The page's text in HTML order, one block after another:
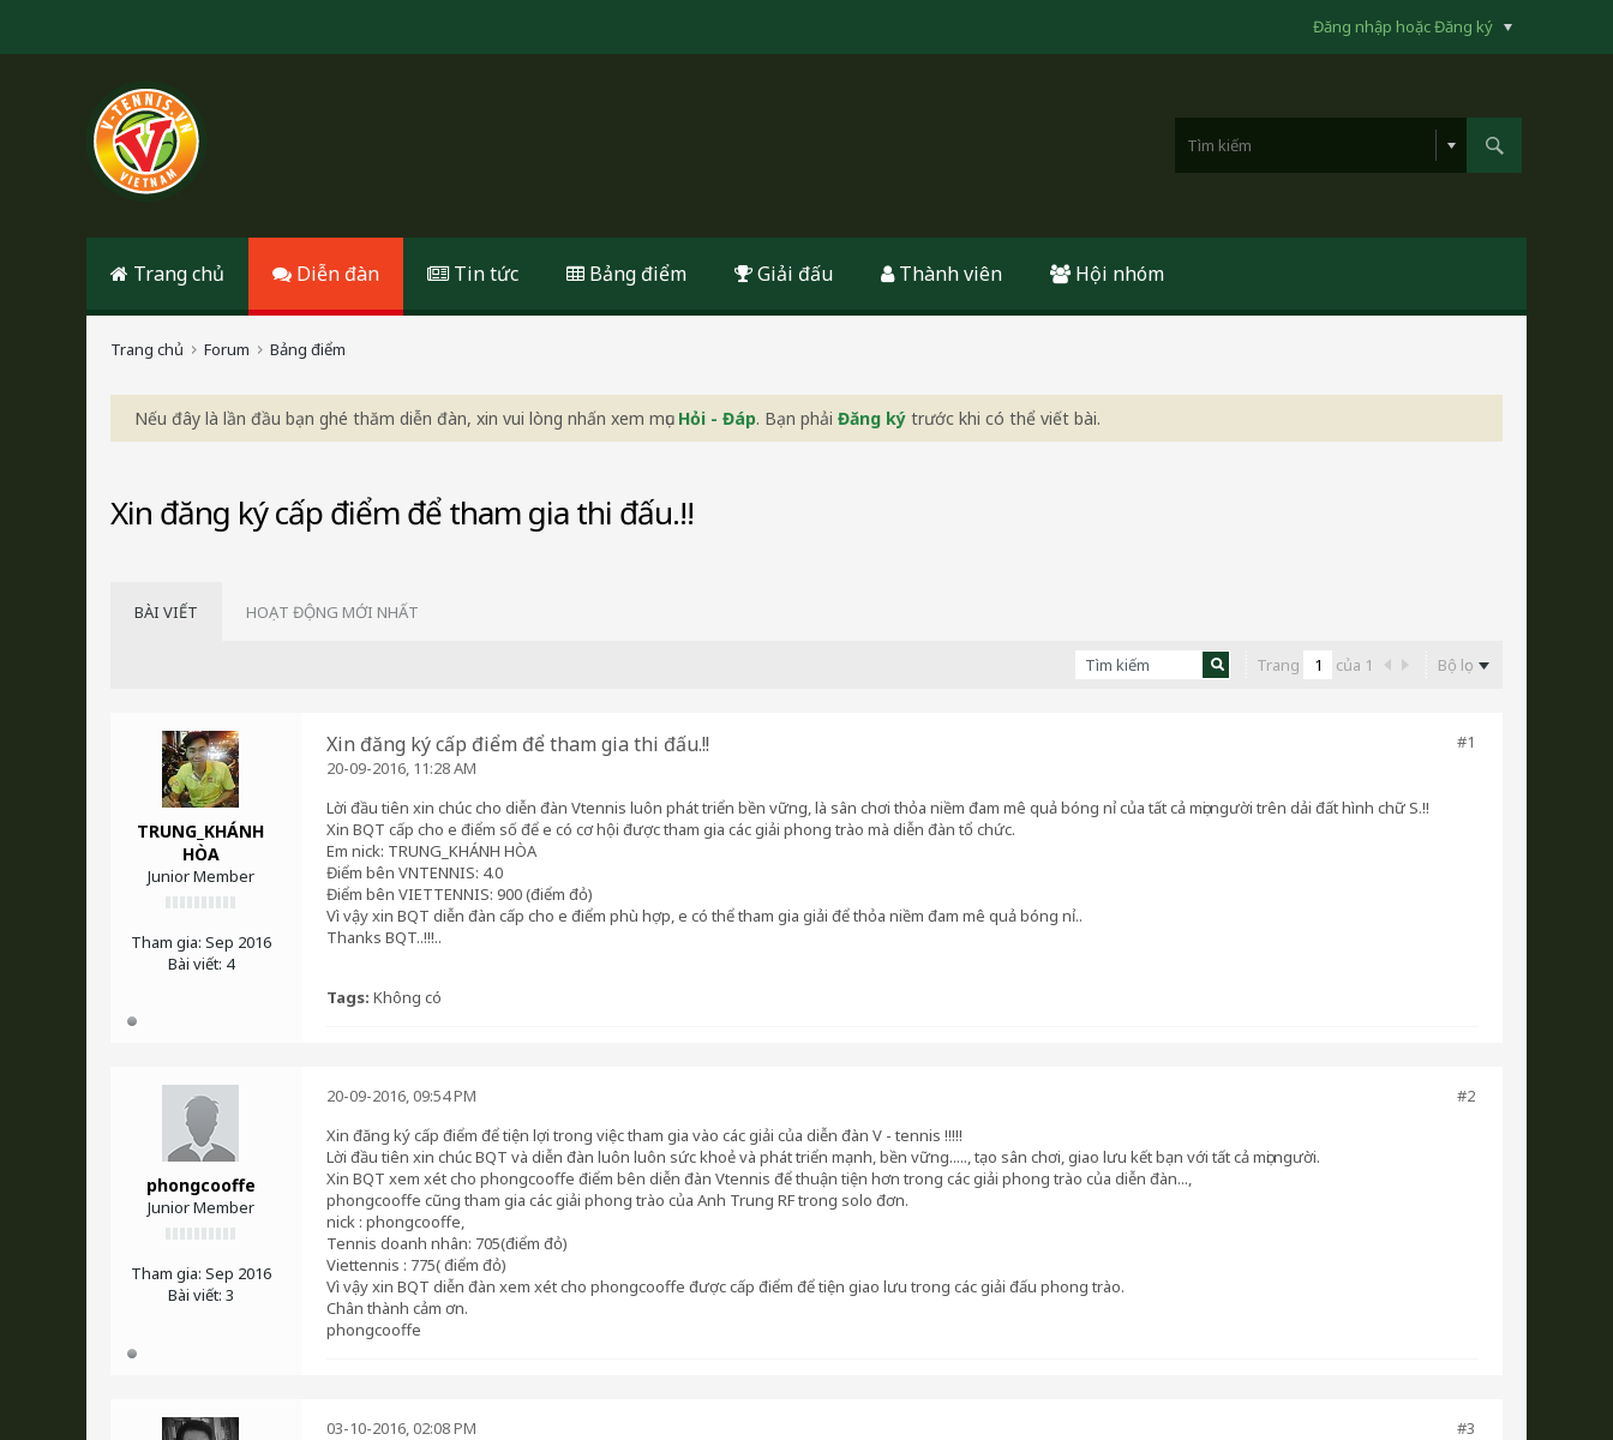
Đăng nhập hoặc Đăng ký
Trang chủ Diễn đàn Tin tức Bảng điểm Giải đấu Thành viên Hội nhóm
Trang chủ Forum Bảng điểm
Nếu đây là lần đầu bạn ghé thăm diễn đàn, xin vui lòng nhấn xem mục Hỏi - Đáp. Bạn phải Đăng ký trước khi có thể viết bài.
Xin đăng ký cấp điểm để tham gia thi đấu.!!
BÀI VIẾT HOẠT ĐỘNG MỚI NHẤT
Trang của 1 Bộ lọc
TRUNG_KHÁNH
HÒA
Junior Member
Tham gia: Sep 2016
Bài viết: 4
#1
Xin đăng ký cấp điểm để tham gia thi đấu.!!
20-09-2016, 11:28 AM
Lời đầu tiên xin chúc cho diễn đàn Vtennis luôn phát triển bền vững, là sân chơi thỏa niềm đam mê quả bóng nỉ của tất cả mọi người trên dải đất hình chữ S.!!
Xin BQT cấp cho e điểm số để e có cơ hội được tham gia các giải phong trào mà diễn đàn tổ chức.
Em nick: TRUNG_KHÁNH HÒA
Điểm bên VNTENNIS: 4.0
Điểm bên VIETTENNIS: 900 (điểm đỏ)
Vì vậy xin BQT diễn đàn cấp cho e điểm phù hợp, e có thể tham gia giải để thỏa niềm đam mê quả bóng nỉ..
Thanks BQT..!!!..
Tags: Không có
phongcooffe
Junior Member
Tham gia: Sep 2016
Bài viết: 3
#2
20-09-2016, 09:54 PM
Xin đăng ký cấp điểm để tiện lợi trong việc tham gia vào các giải của diễn đàn V - tennis !!!!!
Lời đầu tiên xin chúc BQT và diễn đàn luôn luôn sức khoẻ và phát triển mạnh, bền vững....., tạo sân chơi, giao lưu kết bạn với tất cả mọi người.
Xin BQT xem xét cho phongcooffe điểm bên diễn đàn Vtennis để thuận tiện hơn trong các giải phong trào của diễn đàn...,
phongcooffe cũng tham gia các giải phong trào của Anh Trung RF trong solo đơn.
nick : phongcooffe,
Tennis doanh nhân: 705(điểm đỏ)
Viettennis : 775( điểm đỏ)
Vì vậy xin BQT diễn đàn xem xét cho phongcooffe được cấp điểm để tiện giao lưu trong các giải đấu phong trào.
Chân thành cảm ơn.
phongcooffe
#3
03-10-2016, 02:08 PM